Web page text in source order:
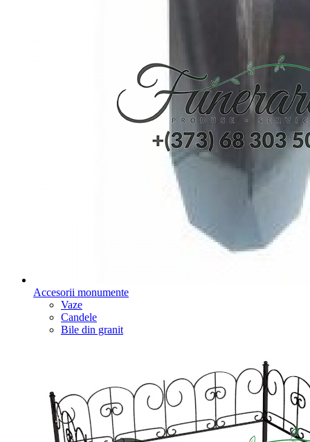
Accesorii monumente
Vaze
Candele
Bile din granit